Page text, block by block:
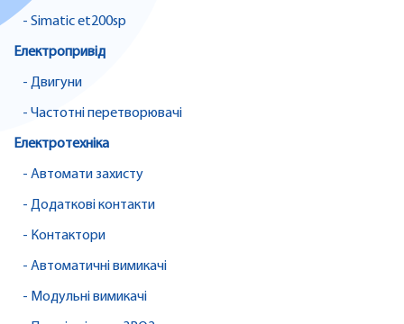
- Simatic et200sp
Електропривід
- Двигуни
- Частотні перетворювачі
Електротехніка
- Автомати захисту
- Додаткові контакти
- Контактори
- Автоматичні вимикачі
- Модульні вимикачі